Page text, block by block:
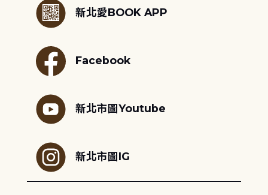
新北愛BOOK APP
Facebook
新北市圖Youtube
新北市圖IG